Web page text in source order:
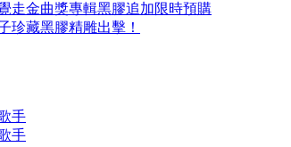
走金曲獎專輯黑膠追加限時預購
珍藏黑膠精雕出擊！
手
手